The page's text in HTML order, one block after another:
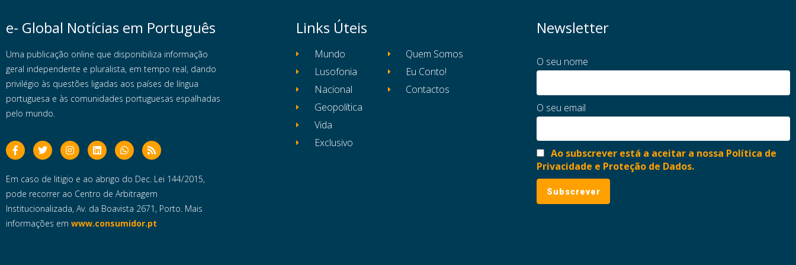
e- Global Notícias em Português
Uma publicação online que disponibiliza informação
geral independente e pluralista, em tempo real, dando
privilégio às questões ligadas aos países de língua
portuguesa e às comunidades portuguesas espalhadas
pelo mundo.
Em caso de litigio e ao abrigo do Dec. Lei 144/2015,
pode recorrer ao Centro de Arbitragem
Institucionalizada, Av. da Boavista 2671, Porto. Mais
informações em www.consumidor.pt
Links Úteis
Mundo
Lusofonia
Nacional
Geopolítica
Vida
Exclusivo
Quem Somos
Eu Conto!
Contactos
Newsletter
O seu nome
O seu email
Ao subscrever está a aceitar a nossa Política de
Privacidade e Proteção de Dados.